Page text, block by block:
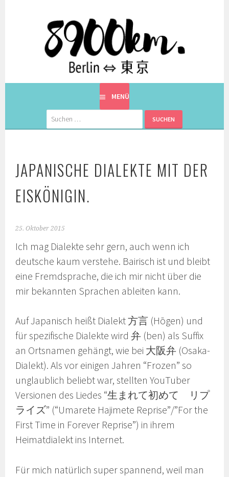
8900KM. BERLIN ⇔ 東京
EINE BERLINERIN IN JAPAN. MIT EINEM JAPANER.
MENÜ
Suchen
nach:
JAPANISCHE DIALEKTE MIT DER
EISKÖNIGIN.
25. Oktober 2015
Ich mag Dialekte sehr gern, auch wenn ich
deutsche kaum verstehe. Bairisch ist und bleibt
eine Fremdsprache, die ich mir nicht über die
mir bekannten Sprachen ableiten kann.
Auf Japanisch heißt Dialekt 方言 (Hōgen) und
für spezifische Dialekte wird 弁 (ben) als Suffix
an Ortsnamen gehängt, wie bei 大阪弁 (Osaka-
Dialekt). Als vor einigen Jahren “Frozen” so
unglaublich beliebt war, stellten YouTuber
Versionen des Liedes “生まれて初めて リプ
ライズ” (“Umarete Hajimete Reprise”/”For the
First Time in Forever Reprise”) in ihrem
Heimatdialekt ins Internet.
Für mich natürlich super spannend, weil man